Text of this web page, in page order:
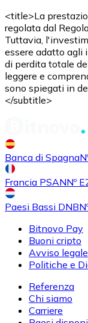
<title>La
regolata dal
Tuttavia,
essere adatto agli
di perdita totale
leggere e
sono spiegati in
</subtitle>
Banca di Spagna
Francia PSANNº
Paesi Bassi DNB
Bitnovo Pay
Buoni cripto
Avviso legale
Politiche e
Referenza
Chi siamo
Carriere